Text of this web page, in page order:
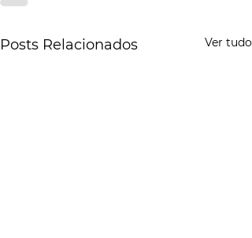
Posts Relacionados Ver tudo